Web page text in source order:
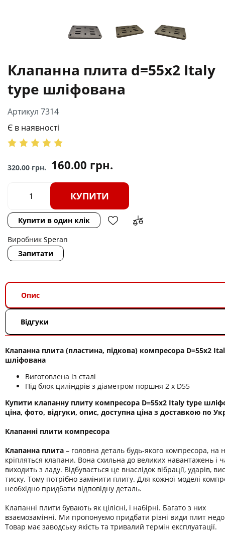
Клапанна плита d=55x2 Italy
type шліфована
Артикул 7314
Є в наявності
320.00грн. 160.00 грн.
КУПИТИ
Купити в один клік
Виробник Speran
Запитати
Опис
Відгуки
Клапанна плита (пластина, підкова) компресора D=55x2
шліфована
Виготовлена ​​із сталі
Під блок циліндрів з діаметром поршня 2 х D55
Купити клапанну плиту компресора D=55x2 Italy type
ціна, фото, відгуки, опис, доступна ціна з доставкою по
Клапанні плити компресора
Клапанна плита – головна деталь будь-якого компресора, на
кріпляться клапани. Вона схильна до великих навантажень і
виходить з ладу. Відбувається це внаслідок вібрації, ударів,
тиску. Тому потрібно замінити плиту. Для кожної моделі
необхідно придбати відповідну деталь.
Клапанні плити бувають як цілісні, і набірні. Багато з них
взаємозамінні. Ми пропонуємо придбати різні види плит
Товар має заводську якість та тривалий термін експлуатації.